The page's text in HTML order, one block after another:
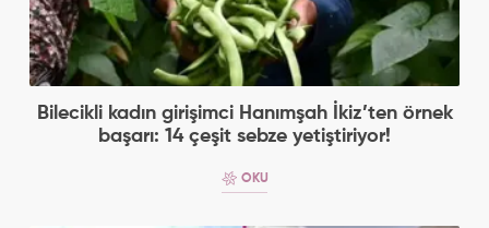
Bilecikli kadın girişimci Hanımşah İkiz’ten örnek
başarı: 14 çeşit sebze yetiştiriyor!
OKU